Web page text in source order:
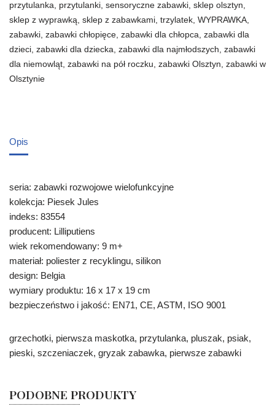
przytulanka, przytulanki, sensoryczne zabawki, sklep olsztyn,
sklep z wyprawką, sklep z zabawkami, trzylatek, WYPRAWKA,
zabawki, zabawki chłopięce, zabawki dla chłopca, zabawki dla
dzieci, zabawki dla dziecka, zabawki dla najmłodszych, zabawki
dla niemowląt, zabawki na pół roczku, zabawki Olsztyn, zabawki w
Olsztynie
Opis
seria: zabawki rozwojowe wielofunkcyjne
kolekcja: Piesek Jules
indeks: 83554
producent: Lilliputiens
wiek rekomendowany: 9 m+
materiał: poliester z recyklingu, silikon
design: Belgia
wymiary produktu: 16 x 17 x 19 cm
bezpieczeństwo i jakość: EN71, CE, ASTM, ISO 9001
grzechotki, pierwsza maskotka, przytulanka, pluszak, psiak,
pieski, szczeniaczek, gryzak zabawka, pierwsze zabawki
PODOBNE PRODUKTY